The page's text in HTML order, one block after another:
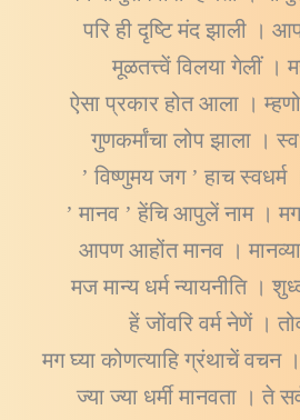
परि ही दृष्टि मंद झाली ।
मूळतत्त्वें विलया गेलीं ।
ऐसा प्रकार होत आला ।
गुणकर्मांचा लोप झाला ।
’ विष्णुमय जग ’ हाच
’ मानव ’ हेंचि आपुलें नाम । मग
आपण आहोंत मानव ।
मज मान्य धर्म न्यायनीति ।
हें जोंवरि वर्म नेणें ।
मग घ्या कोणत्याहि ग्रंथाचें वचन
ज्या ज्या धर्मी मानवता । ते